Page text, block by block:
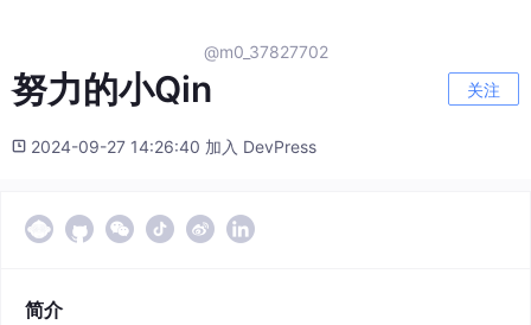
@m0_37827702
努力的小Qin 关注
2024-09-27 14:26:40 加入 DevPress
简介